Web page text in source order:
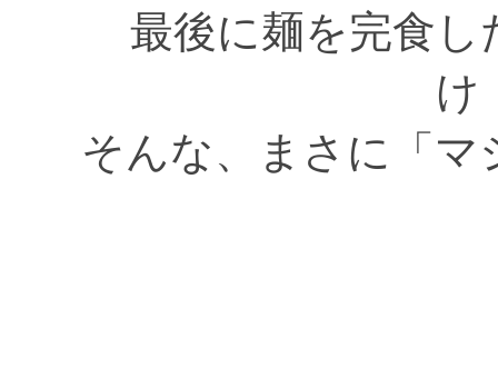
最後に麺を完食し
け
そんな、まさに「